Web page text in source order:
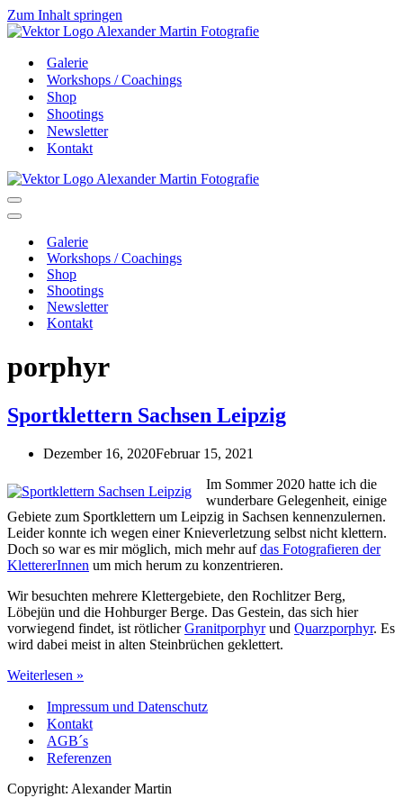
Zum Inhalt springen
Galerie
Workshops / Coachings
Shop
Shootings
Newsletter
Kontakt
Navigationsmenü
Navigationsmenü
Galerie
Workshops / Coachings
Shop
Shootings
Newsletter
Kontakt
porphyr
Sportklettern Sachsen Leipzig
Dezember 16, 2020Februar 15, 2021
Im Sommer 2020 hatte ich die
wunderbare Gelegenheit, einige
Gebiete zum Sportklettern um Leipzig in Sachsen kennenzulernen.
Leider konnte ich wegen einer Knieverletzung selbst nicht klettern.
Doch so war es mir möglich, mich mehr aufdas Fotografieren der
KlettererInnen um mich herum zu konzentrieren.
Wir besuchten mehrere Klettergebiete, den Rochlitzer Berg,
Löbejün und die Hohburger Berge. Das Gestein, das sich hier
vorwiegend findet, ist rötlicherGranitporphyrund Quarzporphyr. Es
wird dabei meist in alten Steinbrüchen geklettert.
Weiterlesen »
Leipzig
Impressum und Datenschutz
Kontakt
AGB´s
Referenzen
Copyright: Alexander Martin